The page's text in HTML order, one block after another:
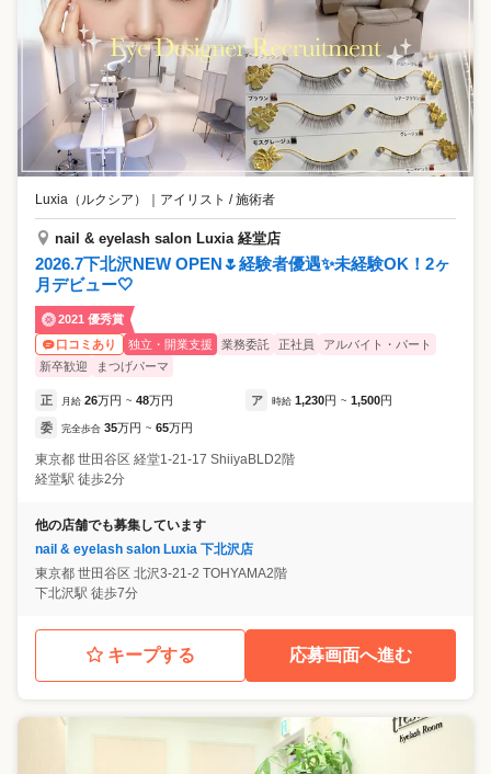
Luxia（ルクシア） アイリスト / 施術者
nail & eyelash salon Luxia 経堂店
2026.7下北沢NEW OPEN🌷経験者優遇✨未経験OK！2ヶ
月デビュー🤍
2021 優秀賞
口コミあり
独立・開業支援 業務委託 正社員
アルバイト・パート
新卒歓迎
まつげパーマ
正 月給 26万円 ~ 48万円 ア 時給 1,230円 ~ 1,500円
委 完全歩合 35万円 ~ 65万円
東京都 世田谷区 経堂1-21-17 ShiiyaBLD2階
経堂駅 徒歩2分
他の店舗でも募集しています
nail & eyelash salon Luxia 下北沢店
東京都 世田谷区 北沢3-21-2 TOHYAMA2階
下北沢駅 徒歩7分
キープする 応募画面へ進む